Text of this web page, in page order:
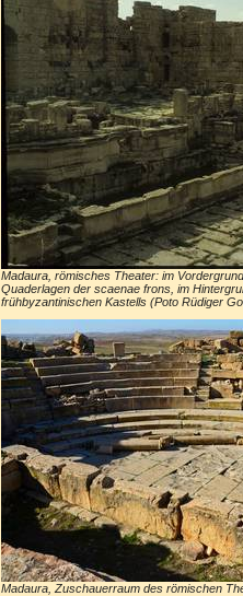
Madaura, römisches Theater: im
Quaderlagen der scaenae frons, im
frühbyzantinischen Kastells (Poto Rüdiger
Madaura, Zuschauerraum des römischen